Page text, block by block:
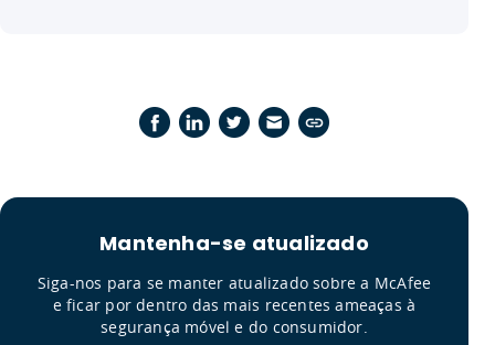
Mantenha-se atualizado
Siga-nos para se manter atualizado sobre a McAfee
e ficar por dentro das mais recentes ameaças à
segurança móvel e do consumidor.